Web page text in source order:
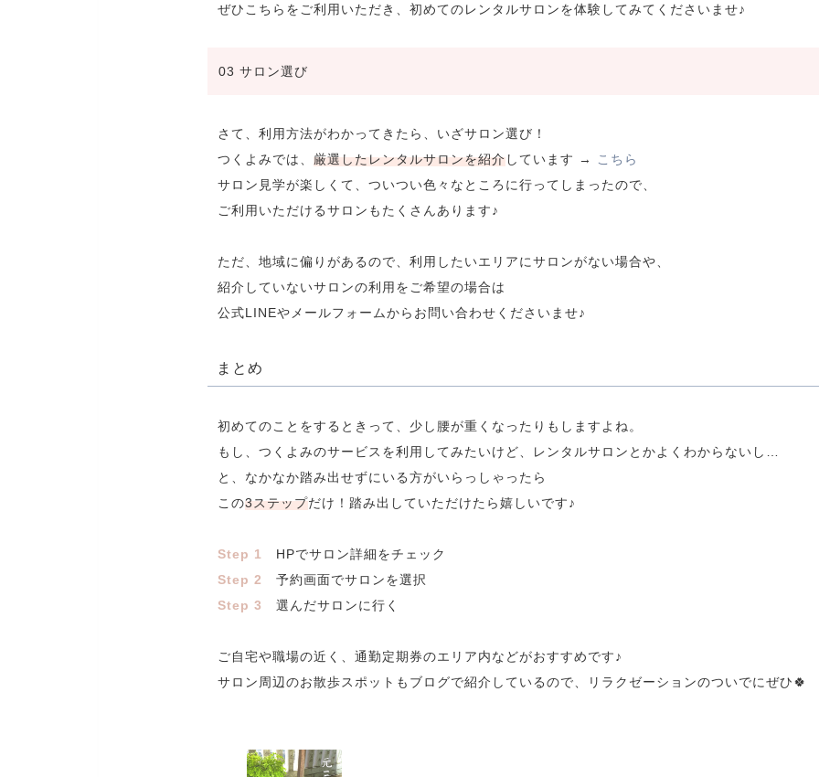
ぜひこちらをご利用いただき、初めてのレンタルサロンを体験してみてくださいませ♪
03 サロン選び
さて、利用方法がわかってきたら、いざサロン選び！
つくよみでは、 厳選したレンタルサロンを紹介しています →
こちら
サロン見学が楽しくて、ついつい色々なところに行ってしまったので、
ご利用いただけるサロンもたくさんあります♪
ただ、地域に偏りがあるので、利用したいエリアにサロンがない場合や、
紹介していないサロンの利用をご希望の場合は
公式LINEやメールフォームからお問い合わせくださいませ♪
まとめ
初めてのことをするときって、少し腰が重くなったりもしますよね。
もし、つくよみのサービスを利用してみたいけど、レンタルサロンとかよくわからないし…
と、なかなか踏み出せずにいる方がいらっしゃったら
この3ステップだけ！踏み出していただけたら嬉しいです♪
Step 1
HPでサロン詳細をチェック
Step 2
予約画面でサロンを選択
Step 3
選んだサロンに行く
ご自宅や職場の近く、通勤定期券のエリア内などがおすすめです♪
サロン周辺のお散歩スポットもブログで紹介しているので、リラクゼーションのついでにぜひ🍀